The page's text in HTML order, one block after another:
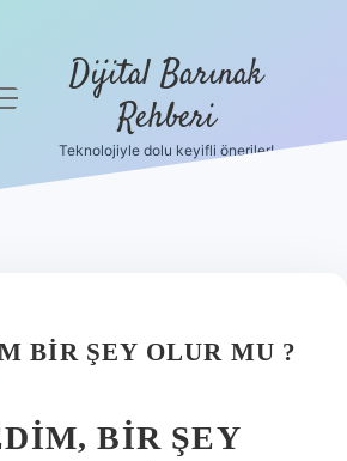
Dijital Barınak
Rehberi
Teknolojiyle dolu keyifli öneriler!
BIR ŞEY OLUR MU ?
BIR ŞEY